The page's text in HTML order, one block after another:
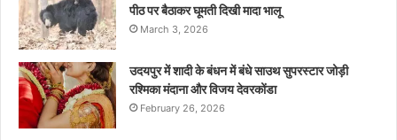
पीठ पर बैठाकर घूमती दिखी मादा भालू
March 3, 2026
उदयपुर में शादी के बंधन में बंधे साउथ सुपरस्टार जोड़ी
रश्मिका मंदाना और विजय देवरकोंडा
February 26, 2026